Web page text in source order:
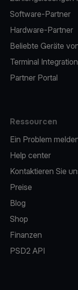
Software-Partner
Hardware-Partner
Beliebte Geräte
Terminal
Partner Portal
Ressourcen
Ein Problem
Help center
Kontaktieren Sie
Preise
Blog
Shop
Finanzen
PSD2 API